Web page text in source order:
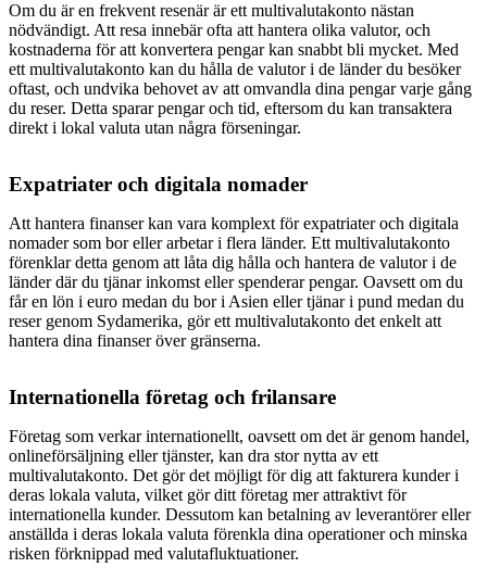
Om du är en frekvent resenär är ett multivalutakonto nästan
nödvändigt. Att resa innebär ofta att hantera olika valutor, och
kostnaderna för att konvertera pengar kan snabbt bli mycket. Med
ett multivalutakonto kan du hålla de valutor i de länder du besöker
oftast, och undvika behovet av att omvandla dina pengar varje gång
du reser. Detta sparar pengar och tid, eftersom du kan transaktera
direkt i lokal valuta utan några förseningar.
Expatriater och digitala nomader
Att hantera finanser kan vara komplext för expatriater och digitala
nomader som bor eller arbetar i flera länder. Ett multivalutakonto
förenklar detta genom att låta dig hålla och hantera de valutor i de
länder där du tjänar inkomst eller spenderar pengar. Oavsett om du
får en lön i euro medan du bor i Asien eller tjänar i pund medan du
reser genom Sydamerika, gör ett multivalutakonto det enkelt att
hantera dina finanser över gränserna.
Internationella företag och frilansare
Företag som verkar internationellt, oavsett om det är genom handel,
onlineförsäljning eller tjänster, kan dra stor nytta av ett
multivalutakonto. Det gör det möjligt för dig att fakturera kunder i
deras lokala valuta, vilket gör ditt företag mer attraktivt för
internationella kunder. Dessutom kan betalning av leverantörer eller
anställda i deras lokala valuta förenkla dina operationer och minska
risken förknippad med valutafluktuationer.